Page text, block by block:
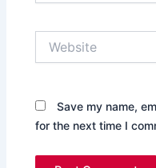
Save my name,
for the next time I